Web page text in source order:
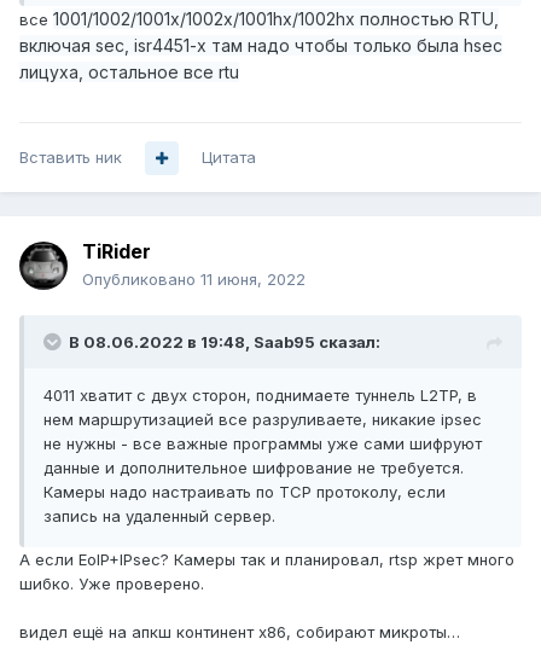
все 1001/1002/1001x/1002x/1001hx/1002hx полностью RTU,
включая sec, isr4451-x там надо чтобы только была hsec
лицуха, остальное все rtu
Вставить ник Цитата
TiRider
Опубликовано 11 июня, 2022
В 08.06.2022 в 19:48, Saab95 сказал:
4011 хватит с двух сторон, поднимаете туннель L2TP, в
нем маршрутизацией все разруливаете, никакие ipsec
не нужны - все важные программы уже сами шифруют
данные и дополнительное шифрование не требуется.
Камеры надо настраивать по TCP протоколу, если
запись на удаленный сервер.
А если EoIP+IPsec? Камеры так и планировал, rtsp жрет много
шибко. Уже проверено.
видел ещё на апкш континент х86, собирают микроты…